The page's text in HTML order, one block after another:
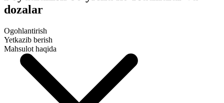
dozalar
Ogohlantirish
Yetkazib berish
Mahsulot haqida